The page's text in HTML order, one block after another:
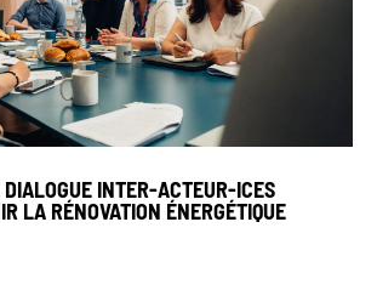
DIALOGUE INTER-ACTEUR-ICES
LA RÉNOVATION ÉNERGÉTIQUE